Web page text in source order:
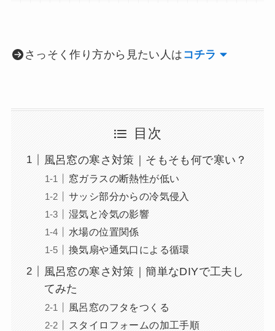
さっそく作り方から見たい人は コチラ
目次
風呂窓の寒さ対策｜そもそも何で寒い？
窓ガラスの断熱性が低い
サッシ部分からの冷気侵入
湿気と冷気の影響
水場の位置関係
換気扇や通気口による循環
風呂窓の寒さ対策｜簡単なDIYで工夫し
てみた
風呂窓のフタをつくる
スタイロフォームの加工手順